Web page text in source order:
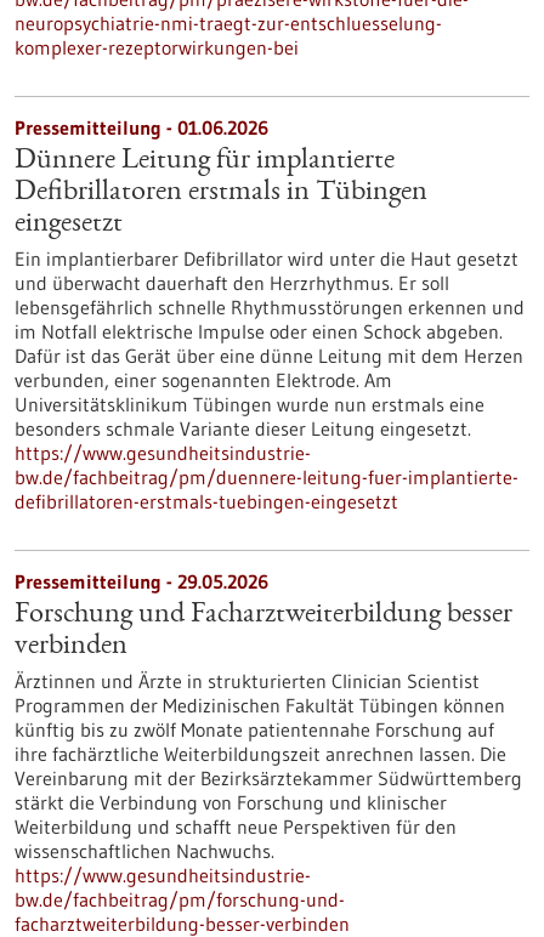
neuropsychiatrie-nmi-traegt-zur-entschluesselung-
komplexer-rezeptorwirkungen-bei
Pressemitteilung - 01.06.2026
Dünnere Leitung für implantierte
Defibrillatoren erstmals in Tübingen
eingesetzt
Ein implantierbarer Defibrillator wird unter die Haut gesetzt
und überwacht dauerhaft den Herzrhythmus. Er soll
lebensgefährlich schnelle Rhythmusstörungen erkennen und
im Notfall elektrische Impulse oder einen Schock abgeben.
Dafür ist das Gerät über eine dünne Leitung mit dem Herzen
verbunden, einer sogenannten Elektrode. Am
Universitätsklinikum Tübingen wurde nun erstmals eine
besonders schmale Variante dieser Leitung eingesetzt.
https://www.gesundheitsindustrie-
bw.de/fachbeitrag/pm/duennere-leitung-fuer-implantierte-
defibrillatoren-erstmals-tuebingen-eingesetzt
Pressemitteilung - 29.05.2026
Forschung und Facharztweiterbildung besser
verbinden
Ärztinnen und Ärzte in strukturierten Clinician Scientist
Programmen der Medizinischen Fakultät Tübingen können
künftig bis zu zwölf Monate patientennahe Forschung auf
ihre fachärztliche Weiterbildungszeit anrechnen lassen. Die
Vereinbarung mit der Bezirksärztekammer Südwürttemberg
stärkt die Verbindung von Forschung und klinischer
Weiterbildung und schafft neue Perspektiven für den
wissenschaftlichen Nachwuchs.
https://www.gesundheitsindustrie-
bw.de/fachbeitrag/pm/forschung-und-
facharztweiterbildung-besser-verbinden